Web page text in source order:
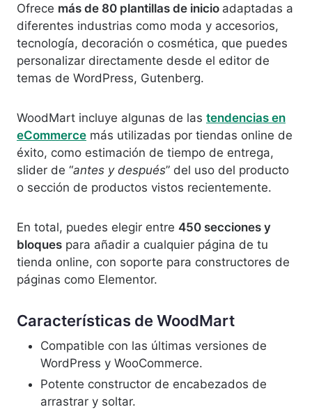
Ofrece más de 80 plantillas de inicio adaptadas a
diferentes industrias como moda y accesorios,
tecnología, decoración o cosmética, que puedes
personalizar directamente desde el editor de
temas de WordPress, Gutenberg.
WoodMart incluye algunas de las tendencias en
eCommerce más utilizadas por tiendas online de
éxito, como estimación de tiempo de entrega,
slider de “antes y después” del uso del producto
o sección de productos vistos recientemente.
En total, puedes elegir entre 450 secciones y
bloques para añadir a cualquier página de tu
tienda online, con soporte para constructores de
páginas como Elementor.
Características de WoodMart
Compatible con las últimas versiones de
WordPress y WooCommerce.
Potente constructor de encabezados de
arrastrar y soltar.